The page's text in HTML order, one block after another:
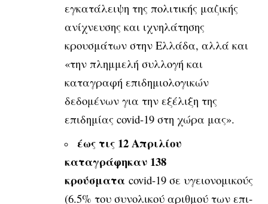
εγκατάλειψη της πολιτικής μαζικής
ανίχνευσης και ιχνηλάτησης
κρουσμάτων στην Ελλάδα, αλλά και
«την πλημμελή συλλογή και
καταγραφή επιδημι­ολογικών
δεδομένων για την εξέλιξη της
επιδημίας covid-19 στη χώρα μας».
έως τις 12 Απριλίου
καταγράφηκαν 138
κρούσματα covid-19 σε υγειονομικούς
(6.5% του συνολικού αριθμού των επι­